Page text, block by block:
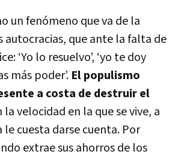
un fenómeno que va de la
autocracias, que ante la falta de
‘Yo lo resuelvo’, ‘yo te doy
más poder’. El populismo
a costa de destruir el
la velocidad en la que se vive, a
le cuesta darse cuenta. Por
extrae sus ahorros de los